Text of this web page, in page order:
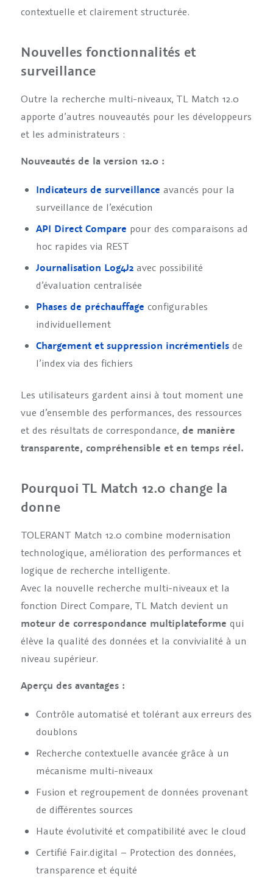
contextuelle et clairement structurée.
Nouvelles fonctionnalités et
surveillance
Outre la recherche multi-niveaux, TL Match 12.0
apporte d’autres nouveautés pour les développeurs
et les administrateurs :
Nouveautés de la version 12.0 :
Indicateurs de surveillance avancés pour la
surveillance de l’exécution
API Direct Compare pour des comparaisons ad
hoc rapides via REST
Journalisation Log4J2 avec possibilité
d’évaluation centralisée
Phases de préchauffage configurables
individuellement
Chargement et suppression incrémentiels de
l’index via des fichiers
Les utilisateurs gardent ainsi à tout moment une
vue d’ensemble des performances, des ressources
et des résultats de correspondance, de manière
transparente, compréhensible et en temps réel.
Pourquoi TL Match 12.0 change la
donne
TOLERANT Match 12.0 combine modernisation
technologique, amélioration des performances et
logique de recherche intelligente.
Avec la nouvelle recherche multi-niveaux et la
fonction Direct Compare, TL Match devient un
moteur de correspondance multiplateforme qui
élève la qualité des données et la convivialité à un
niveau supérieur.
Aperçu des avantages :
Contrôle automatisé et tolérant aux erreurs des
doublons
Recherche contextuelle avancée grâce à un
mécanisme multi-niveaux
Fusion et regroupement de données provenant
de différentes sources
Haute évolutivité et compatibilité avec le cloud
Certifié Fair.digital – Protection des données,
transparence et équité